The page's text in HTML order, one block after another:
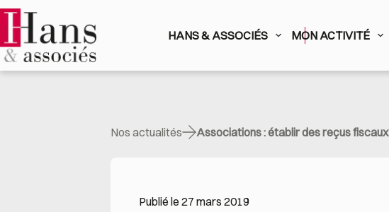
contenu
HANS & ASSOCIÉS MON ACTIVITÉ
Nos actualités Associations : établir des reçus fiscaux
Publié le 27 mars 2019